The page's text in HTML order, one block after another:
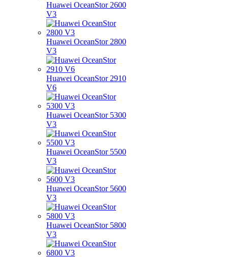
Huawei OceanStor 2600
V3
Huawei OceanStor 2800
V3
Huawei OceanStor 2910
V6
Huawei OceanStor 5300
V3
Huawei OceanStor 5500
V3
Huawei OceanStor 5600
V3
Huawei OceanStor 5800
V3